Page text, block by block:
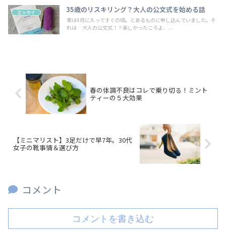
エッセイ 35歳のリスキリング？大人の公文式を始める話
実は4月に入ってすぐの頃。とあるものに申し込んでいました。そ
れは…大人の公文式！？楽しかったころよ、...
春の体調不良はコレで乗り切る！ミント
ティーの５大効果
【ミニマリスト】3足だけで早7年。30代
女子の靴事情＆選び方
コメント
コメントを書き込む